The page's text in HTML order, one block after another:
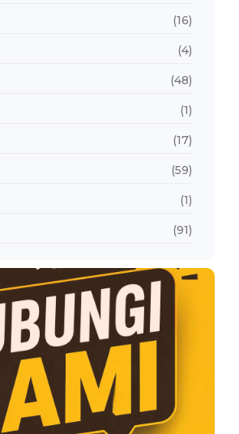
(16)
(4)
(48)
(1)
(17)
(59)
(1)
(91)